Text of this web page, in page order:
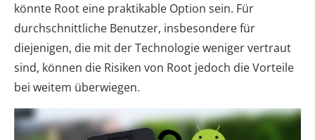
könnte Root eine praktikable Option sein. Für
durchschnittliche Benutzer, insbesondere für
diejenigen, die mit der Technologie weniger vertraut
sind, können die Risiken von Root jedoch die Vorteile
bei weitem überwiegen.